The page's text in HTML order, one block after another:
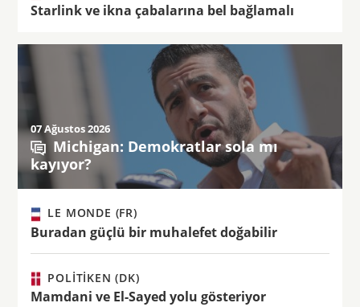
Starlink ve ikna çabalarına bel bağlamalı
07 Ağustos 2026
Michigan: Demokratlar sola mı
kayıyor?
LE MONDE (FR)
Buradan güçlü bir muhalefet doğabilir
POLITIKEN (DK)
Mamdani ve El-Sayed yolu gösteriyor